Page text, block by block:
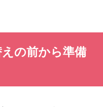
の前から準備